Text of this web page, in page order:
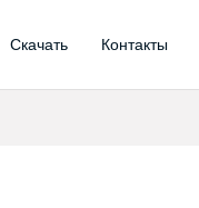
Скачать Контакты